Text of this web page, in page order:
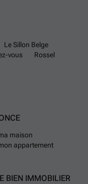
une visite, n’hésitez
de saisir cette
Le Sillon Belge
vous Rossel
maison
appartement
BIEN IMMOBILIER